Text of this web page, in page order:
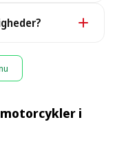
vi på dig.
— det præcise
slutter. Vælg
altid vises på
i